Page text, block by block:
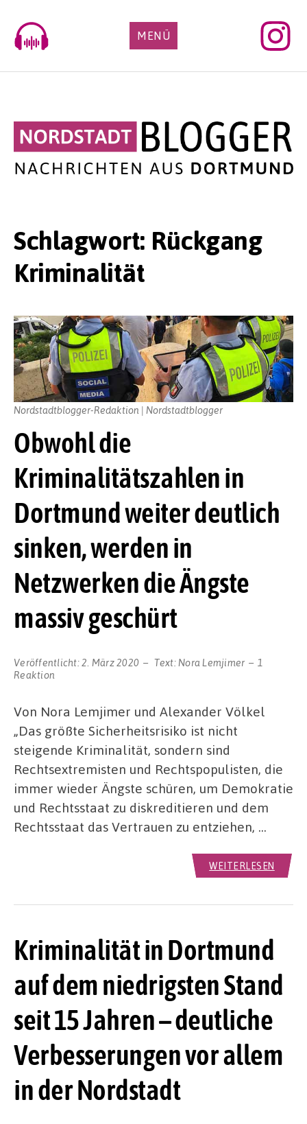
content
MENÜ
Schlagwort: Rückgang
Kriminalität
Obwohl die
Kriminalitätszahlen in
Dortmund weiter deutlich
sinken, werden in
Netzwerken die Ängste
massiv geschürt
Veröffentlicht:2. März 2020 Text: Nora Lemjimer
1
Reaktion
Nordstadtblogger-Redaktion | Nordstadtblogger
Von Nora Lemjimer und Alexander Völkel
„Das größte Sicherheitsrisiko ist nicht
steigende Kriminalität, sondern sind
Rechtsextremisten und Rechtspopulisten, die
immer wieder Ängste schüren, um Demokratie
und Rechtsstaat zu diskreditieren und dem
Rechtsstaat das Vertrauen zu entziehen, …
WEITERLESEN
Kriminalität in Dortmund
auf dem niedrigsten Stand
seit 15 Jahren – deutliche
Verbesserungen vor allem
in der Nordstadt